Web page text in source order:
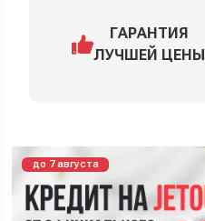
ГАРАНТИЯ
ЛУЧШЕЙ ЦЕНЫ
до 7 августа